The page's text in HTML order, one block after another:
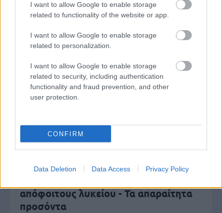
I want to allow Google to enable storage
related to functionality of the website or app.
I want to allow Google to enable storage
related to personalization.
I want to allow Google to enable storage
related to security, including authentication
functionality and fraud prevention, and other
user protection.
CONFIRM
Data Deletion Data Access Privacy Policy
Ανοικτές 1.779 θέσεις εργασίας στο
ΥΠΕΣ: Προγραμματισμός προσλήψεων
2027 - Παρατείνεται το Β' Στάδιο
Προσλήψεις αναπληρωτών: Περίπου
30.000 ονόματα στην α' φάση
απόφοιτους λυκείου - Τα απαραίτητα
προσόντα